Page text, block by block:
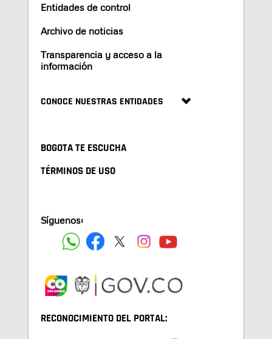
Entidades de control
Archivo de noticias
Transparencia y acceso a la
información
CONOCE NUESTRAS ENTIDADES
BOGOTA TE ESCUCHA
TÉRMINOS DE USO
Síguenos:
RECONOCIMIENTO DEL PORTAL: